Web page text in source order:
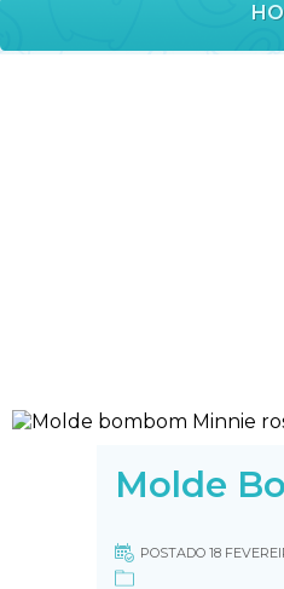
Molde
POSTADO 18